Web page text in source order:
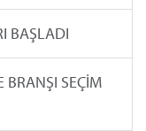
BAŞLADI
BRANŞI SEÇİM